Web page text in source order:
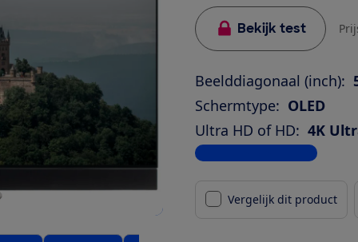
Bekijk test
Beelddiagonaal (inch):
Schermtype: OLED
Ultra HD of HD: 4K
Bekijk alle specificaties
Vergelijk dit product